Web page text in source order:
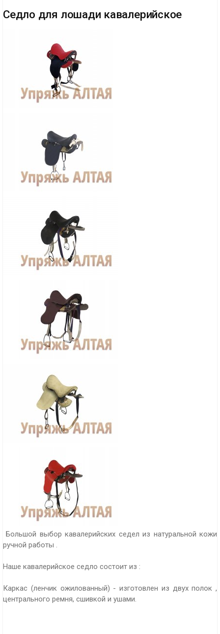
Седло для лошади кавалерийское
Большой выбор кавалерийских седел из натуральной кожи
ручной работы .
Наше кавалерийское седло состоит из :
Каркас (ленчик ожилованный) - изготовлен из двух полок ,
центрального ремня, сшивкой и ушами.